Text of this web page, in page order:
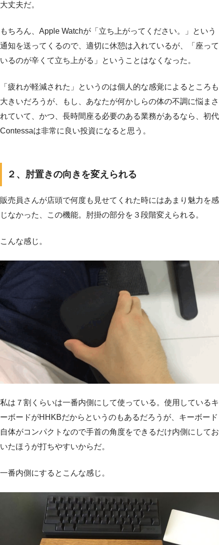
大丈夫だ。
もちろん、Apple Watchが「立ち上がってください。」という
通知を送ってくるので、適切に休憩は入れているが、「座って
いるのが辛くて立ち上がる」ということはなくなった。
「疲れが軽減された」というのは個人的な感覚によるところも
大きいだろうが、もし、あなたが何かしらの体の不調に悩まさ
れていて、かつ、長時間座る必要のある業務があるなら、初代
Contessaは非常に良い投資になると思う。
２、肘置きの向きを変えられる
販売員さんが店頭で何度も見せてくれた時にはあまり魅力を感
じなかった、この機能。肘掛の部分を３段階変えられる。
こんな感じ。
私は７割くらいは一番内側にして使っている。使用しているキ
ーボードがHHKBだからというのもあるだろうが、キーボード
自体がコンパクトなので手首の角度をできるだけ内側にしてお
いたほうが打ちやすいからだ。
一番内側にするとこんな感じ。